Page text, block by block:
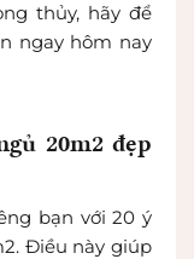
thủy, hãy để
ngay hôm nay
20m2 đẹp
bạn với 20 ý
Điều này giúp